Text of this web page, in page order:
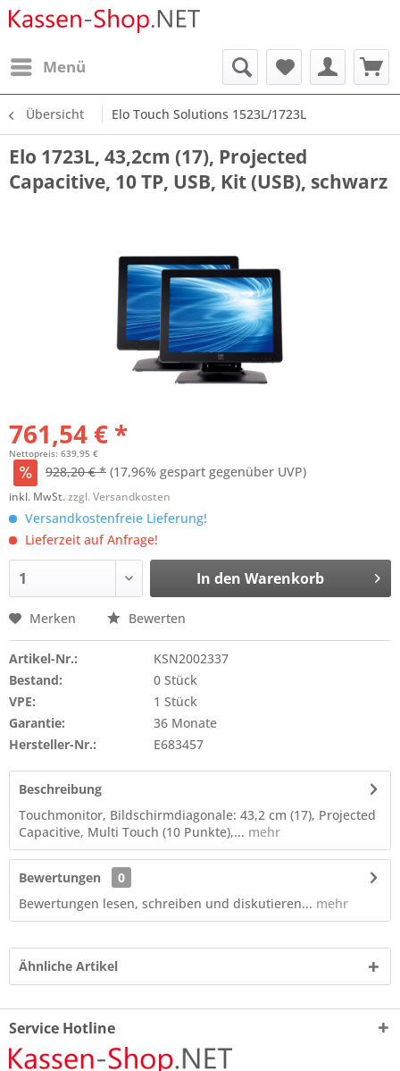
Menü
Übersicht Elo Touch Solutions 1523L/1723L
Elo 1723L, 43,2cm (17), Projected
Capacitive, 10 TP, USB, Kit (USB), schwarz
761,54 € *
Nettopreis: 639,95 €
928,20 € * (17,96% gespart gegenüber UVP)
inkl. MwSt.zzgl. Versandkosten
Versandkostenfreie Lieferung!
Lieferzeit auf Anfrage!
In den Warenkorb
Merken Bewerten
Artikel-Nr.:
KSN2002337
Bestand:
0 Stück
VPE:
1 Stück
Garantie:
36 Monate
Hersteller-Nr.:
E683457
Beschreibung
Touchmonitor, Bildschirmdiagonale: 43,2 cm (17), Projected
Capacitive, Multi Touch (10 Punkte),... mehr
Bewertungen
0
Bewertungen lesen, schreiben und diskutieren... mehr
Ähnliche Artikel
Service Hotline